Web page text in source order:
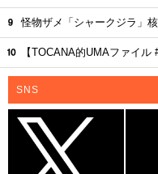
怪物ザメ「シャークジラ」
【TOCANA的UMAファイル
SNS